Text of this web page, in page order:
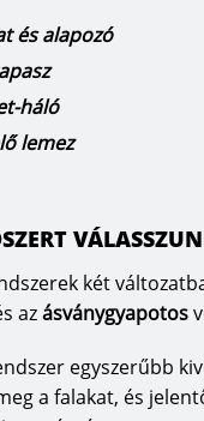
és alapozó
háló
lemez
két
azásványgyapotos
egyszerűbb
a falakat, és